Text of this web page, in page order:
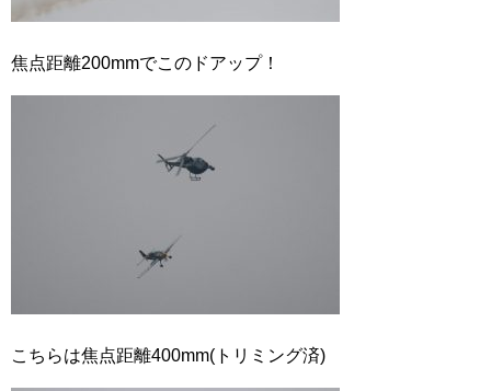
焦点距離200mmでこのドアップ！
こちらは焦点距離400mm(トリミング済)